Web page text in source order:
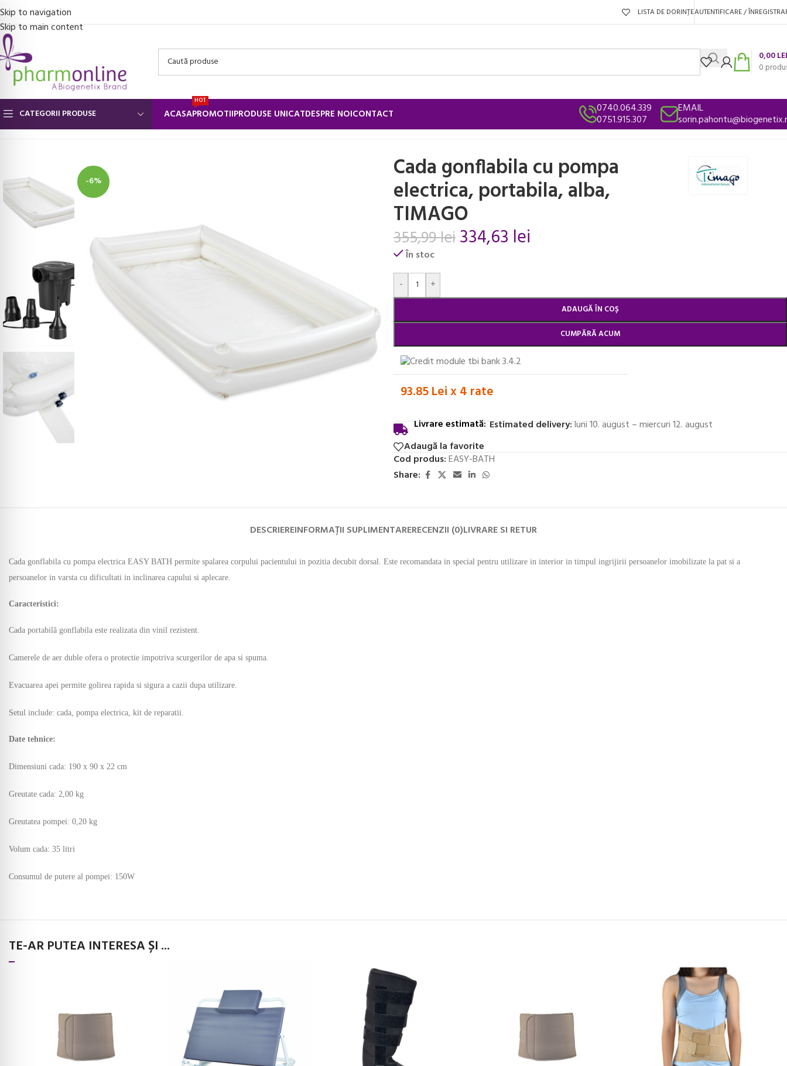
Skip to navigation
Skip to main content
LISTA DE DORINȚEAUTENTIFICARE /
0
0,00LEI
CATEGORII PRODUSE ACASAPROMOTII
HOT
PRODUSE UNICATDESPRE NOICONTACT 0740.064.339
0751.915.307
EMAIL
-6% Cada gonflabila cu pompa
electrica, portabila, alba,
TIMAGO
355,99lei334,63 lei
În stoc
-
+
ADAUGĂ ÎN COȘ
CUMPĂRĂ ACUM
93.85 Lei x 4 rate
Alternative:
Livrare estimată: Estimated delivery:luni 10. august – miercuri 12. august
Adaugă la favorite
Cod produs:EASY-BATH
Share:
DESCRIEREINFORMAȚII SUPLIMENTARERECENZII (0)LIVRARE SI RETUR
Cada gonflabila cu pompa electrica EASY BATH permite spalarea corpului pacientului in pozitia decubit dorsal. Este recomandata in special pentru utilizare in interior in timpul ingrijirii persoanelor imobilizate la pat si a
persoanelor in varsta cu dificultati in inclinarea capului si aplecare.
Caracteristici:
Cada portabilă gonflabila este realizata din vinil rezistent.
Camerele de aer duble ofera o protectie impotriva scurgerilor de apa si spuma.
Evacuarea apei permite golirea rapida si sigura a cazii dupa utilizare.
Setul include: cada, pompa electrica, kit de reparatii.
Date tehnice:
Dimensiuni cada: 190 x 90 x 22 cm
Greutate cada: 2,00 kg
Greutatea pompei: 0,20 kg
Volum cada: 35 litri
Consumul de putere al pompei: 150W
TE-AR PUTEA INTERESA ȘI ...